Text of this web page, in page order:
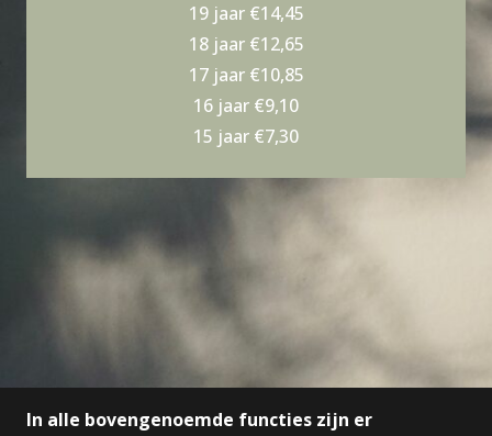
19 jaar €14,45
18 jaar €12,65
17 jaar €10,85
16 jaar €9,10
15 jaar €7,30
In alle bovengenoemde functies zijn er